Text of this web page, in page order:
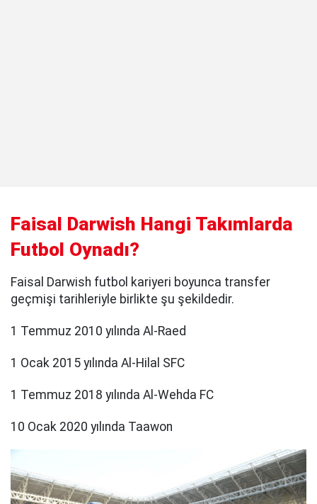
Faisal Darwish Hangi Takımlarda
Futbol Oynadı?
Faisal Darwish futbol kariyeri boyunca transfer
geçmişi tarihleriyle birlikte şu şekildedir.
1 Temmuz 2010 yılında Al-Raed
1 Ocak 2015 yılında Al-Hilal SFC
1 Temmuz 2018 yılında Al-Wehda FC
10 Ocak 2020 yılında Taawon